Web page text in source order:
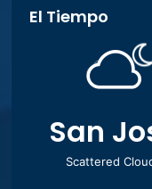
El Tiempo
San
Scattered